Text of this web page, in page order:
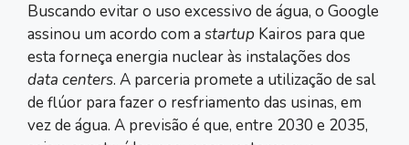
Buscando evitar o uso excessivo de água, o Google
assinou um acordo com a startup Kairos para que
esta forneça energia nuclear às instalações dos
data centers. A parceria promete a utilização de sal
de flúor para fazer o resfriamento das usinas, em
vez de água. A previsão é que, entre 2030 e 2035,